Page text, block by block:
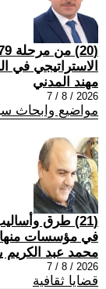
الاستراتيجي في
مهند المدني
2026 / 8 / 7
مواضيع وابحاث
(21) طرق
في مؤسسات
محمد عبد
2026 / 8 / 7
قضايا ثقافية